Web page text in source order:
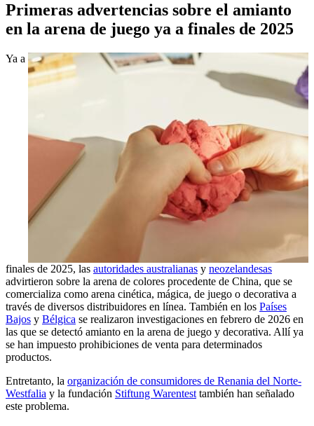
Primeras advertencias sobre el amianto
en la arena de juego ya a finales de 2025
Ya a
finales de 2025, las autoridades australianas y neozelandesas
advirtieron sobre la arena de colores procedente de China, que se
comercializa como arena cinética, mágica, de juego o decorativa a
través de diversos distribuidores en línea. También en los Países
Bajos y Bélgica se realizaron investigaciones en febrero de 2026 en
las que se detectó amianto en la arena de juego y decorativa. Allí ya
se han impuesto prohibiciones de venta para determinados
productos.
Entretanto, la organización de consumidores de Renania del Norte-
Westfalia y la fundación Stiftung Warentest también han señalado
este problema.